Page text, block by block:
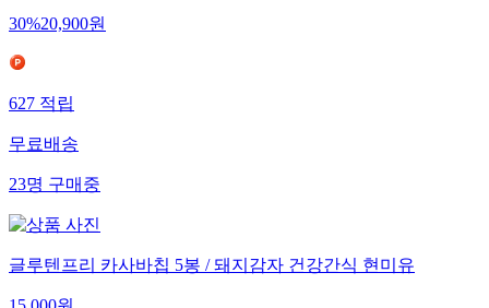
30%20,900원
627 적립
무료배송
23명 구매중
글루텐프리 카사바칩 5봉 / 돼지감자 건강간식 현미유